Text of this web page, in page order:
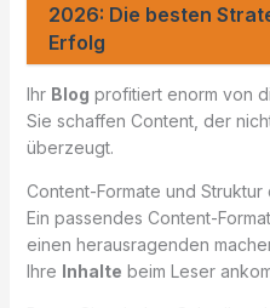
2026: Die besten
Erfolg
Ihr Blog profitiert enorm von
Sie schaffen Content, der
überzeugt.
Content-Formate und Struktur
Ein passendes Content-
einen herausragenden
Ihre Inhalte beim Leser